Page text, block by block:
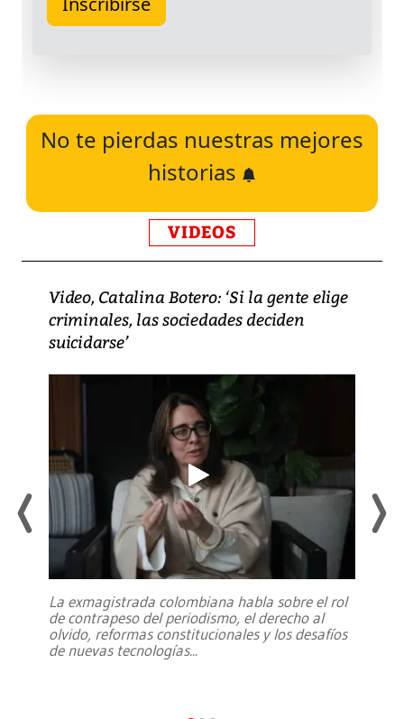
No te pierdas nuestras mejores
historias
VIDEOS
Video, Catalina Botero: ‘Si la gente elige
criminales, las sociedades deciden
suicidarse’
La exmagistrada colombiana habla sobre el rol
de contrapeso del periodismo, el derecho al
olvido, reformas constitucionales y los desafíos
de nuevas tecnologías...